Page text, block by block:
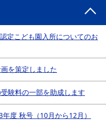
定こども園入所についてのお
を策定しました
験料の一部を助成します
度 秋号（10月から12月）